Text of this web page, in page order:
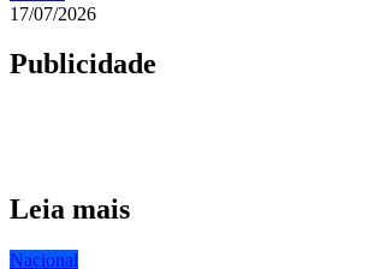
17/07/2026
Publicidade
Leia mais
Nacional